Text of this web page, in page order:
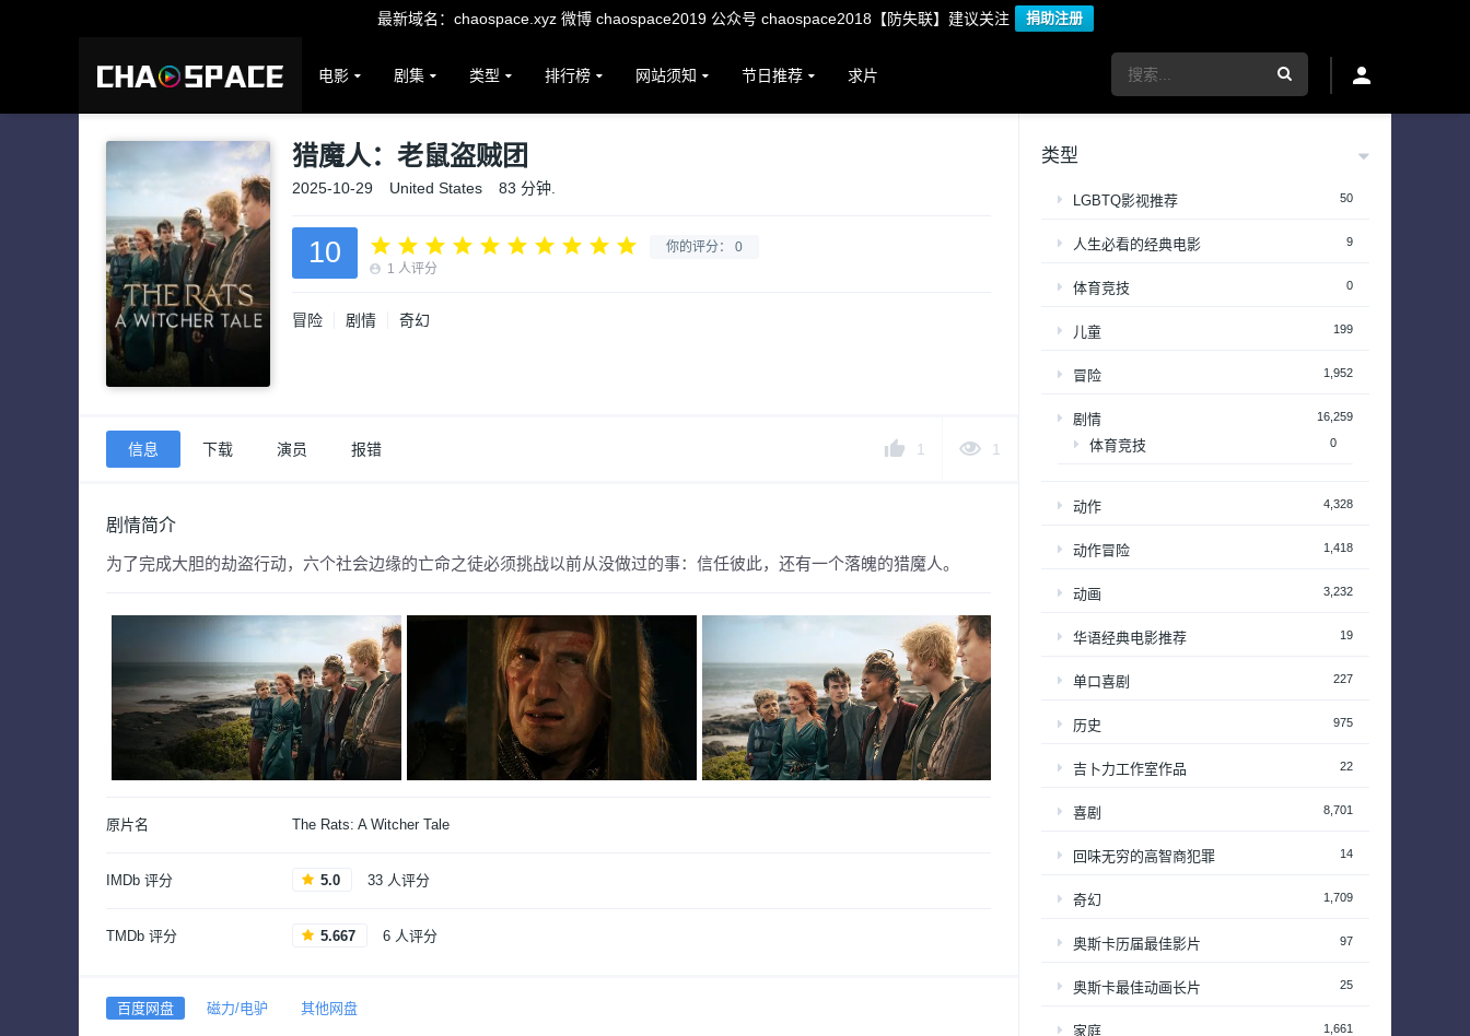
最新域名：chaospace.xyz 微博 chaospace2019 公众号 chaospace2018【防失联】建议关注 捐助注册
电影 剧集 类型 排行榜 网站须知 节日推荐 求片
猎魔人：老鼠盗贼团
2025-10-29 United States 83 分钟.
你的评分： 0
10 1 人评分
冒险 剧情 奇幻
1 1
信息 下载 演员 报错
剧情简介
为了完成大胆的劫盗行动，六个社会边缘的亡命之徒必须挑战以前从没做过的事：信任彼此，还有一个落魄的猎魔人。
原片名 The Rats: A Witcher Tale
IMDb 评分 5.0 33 人评分
TMDb 评分 5.667 6 人评分
百度网盘 磁力/电驴 其他网盘
类型
LGBTQ影视推荐 50
人生必看的经典电影 9
体育竞技 0
儿童 199
冒险 1,952
剧情 16,259
体育竞技 0
动作 4,328
动作冒险 1,418
动画 3,232
华语经典电影推荐 19
单口喜剧 227
历史 975
吉卜力工作室作品 22
喜剧 8,701
回味无穷的高智商犯罪 14
奇幻 1,709
奥斯卡历届最佳影片 97
奥斯卡最佳动画长片 25
家庭 1,661